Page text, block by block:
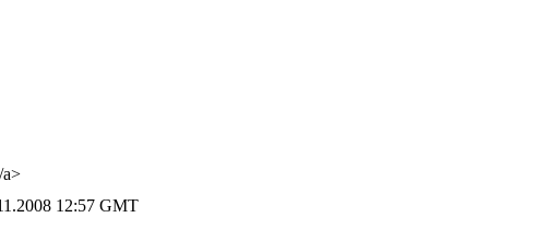
12:57 GMT